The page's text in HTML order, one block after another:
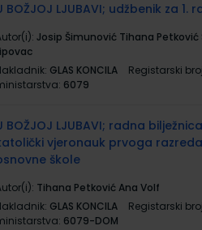
BOŽJOJ LJUBAVI; udžbenik za 1.
Josip Šimunović Tihana Petković
GLAS KONCILA
Registarski broj
6079
BOŽJOJ LJUBAVI; radna
vjeronauk prvoga razreda
škole
Tihana Petković Ana Volf
GLAS KONCILA
Registarski broj
6079-DOM